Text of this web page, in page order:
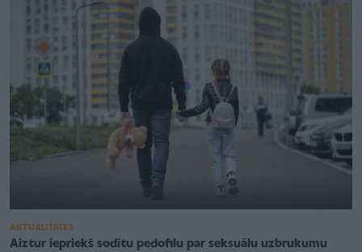
AKTUALITĀTES
Aiztur iepriekš sodītu pedofilu par seksuālu uzbrukumu